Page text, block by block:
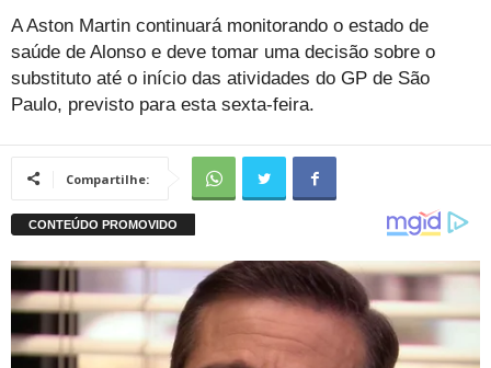
A Aston Martin continuará monitorando o estado de
saúde de Alonso e deve tomar uma decisão sobre o
substituto até o início das atividades do GP de São
Paulo, previsto para esta sexta-feira.
Compartilhe: